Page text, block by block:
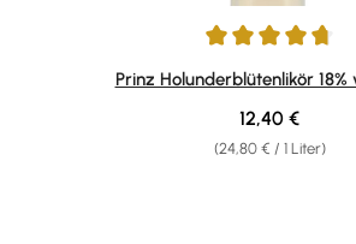
Durchschnittliche Bewertung von 4.85
Prinz Holunderblütenlikör 18%
(24,80 € / 1 Liter)
Regulärer
12,40 €